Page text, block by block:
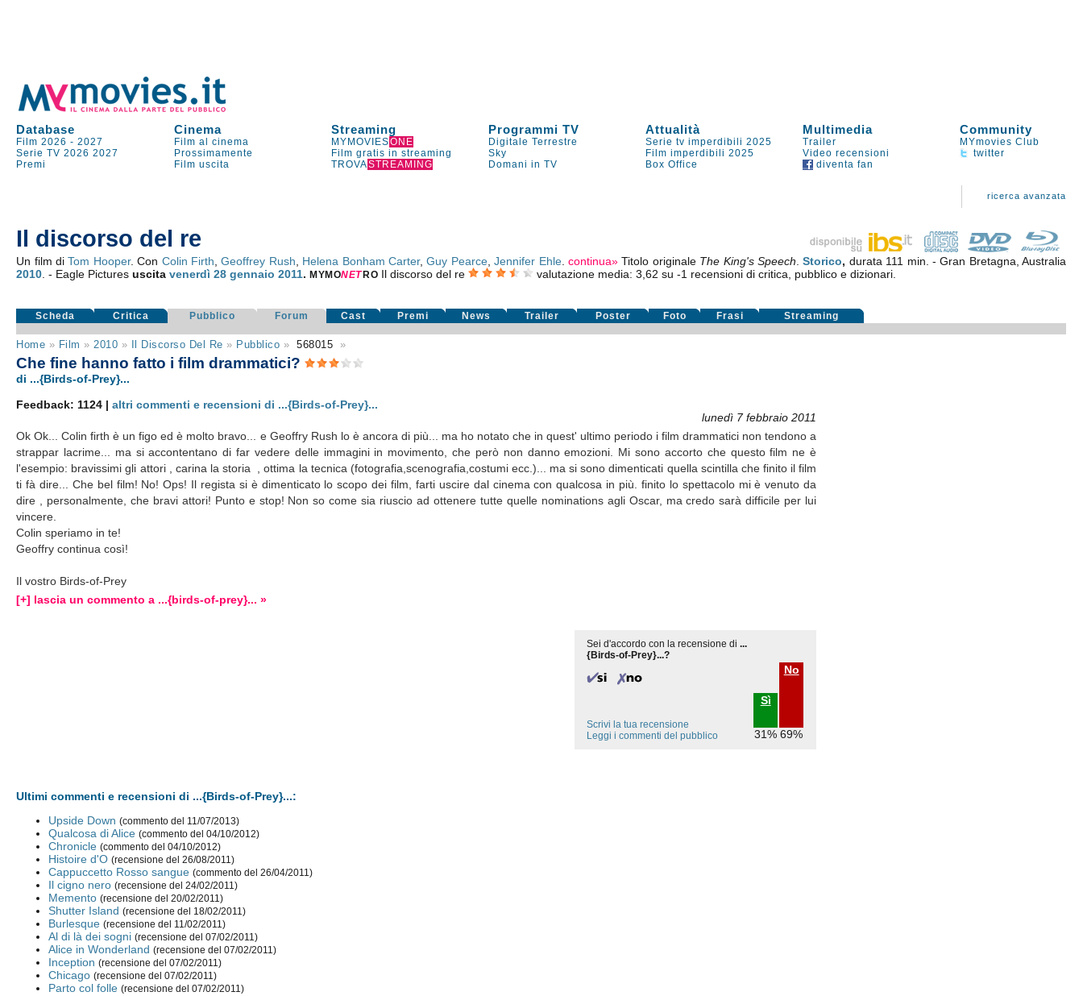
Database Cinema Streaming Programmi TV Attualità Multimedia Community
Film 2026 -2027 Film al cinema MYMOVIESONE Digitale Terrestre Serie tv imperdibili 2025 Trailer
MYmovies Club
Serie TV 2026 2027 Prossimamente Film gratis in streaming Sky Film imperdibili 2025 Video recensioni
twitter
Premi
Film uscita TROVASTREAMING Domani in TV Box Office diventa fan
ricerca avanzata
Il discorso del re
Un film diTom Hooper. Con Colin Firth ,Geoffrey Rush Helena Bonham Carter,Guy Pearce,Jennifer Ehle.continua» Titolo originale The King's Speech .Storico, durata 111 min. - Gran Bretagna, Australia
2010 . - Eagle Picturesuscitavenerdì 28 gennaio 2011.MYMONET RO Il discorso del re valutazione media: 3,62 su -1 recensioni di critica, pubblico e dizionari.
Scheda Critica Pubblico Forum Cast Premi News Trailer Poster Foto Frasi Streaming
Home » Film » 2010 » Il Discorso Del Re » Pubblico » 568015 »
Che fine hanno fatto i film drammatici?
di ...{Birds-of-Prey}...
Feedback: 1124 |altri commenti e recensioni di ...{Birds-of-Prey}...
lunedì 7 febbraio 2011
Ok Ok... Colin firth è un figo ed è molto bravo... e Geoffry Rush lo è ancora di più... ma ho notato che in quest' ultimo periodo i film drammatici non tendono a
strappar lacrime... ma si accontentano di far vedere delle immagini in movimento, che però non danno emozioni. Mi sono accorto che questo film ne è
l'esempio: bravissimi gli attori , carina la storia , ottima la tecnica (fotografia,scenografia,costumi ecc.)... ma si sono dimenticati quella scintilla che finito il film
ti fà dire... Che bel film! No! Ops! Il regista si è dimenticato lo scopo dei film, farti uscire dal cinema con qualcosa in più. finito lo spettacolo mi è venuto da
dire , personalmente, che bravi attori! Punto e stop! Non so come sia riuscio ad ottenere tutte quelle nominations agli Oscar, ma credo sarà difficile per lui
vincere.
Colin speriamo in te!
Geoffry continua così!
Il vostro Birds-of-Prey
[+] lascia un commento a ...{birds-of-prey}... »
Sei d'accordo con la recensione di...
{Birds-of-Prey}...?
Sì
31%
No
69%
Scrivi la tua recensione
Leggi i commenti del pubblico
Ultimi commenti e recensioni di ...{Birds-of-Prey}...:
Upside Down (commento del 11/07/2013)
Qualcosa di Alice (commento del 04/10/2012)
Chronicle (commento del 04/10/2012)
Histoire d'O (recensione del 26/08/2011)
Cappuccetto Rosso sangue (commento del 26/04/2011)
Il cigno nero (recensione del 24/02/2011)
Memento (recensione del 20/02/2011)
Shutter Island (recensione del 18/02/2011)
Burlesque (recensione del 11/02/2011)
Al di là dei sogni (recensione del 07/02/2011)
Alice in Wonderland (recensione del 07/02/2011)
Inception (recensione del 07/02/2011)
Chicago (recensione del 07/02/2011)
Parto col folle (recensione del 07/02/2011)